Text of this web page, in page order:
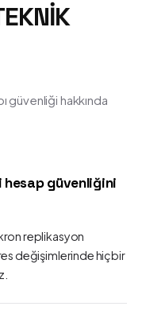
güvenliği hakkında
hesap güvenliğini
replikasyon
değişimlerinde hiçbir